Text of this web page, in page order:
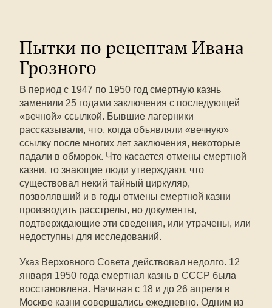
Пытки по рецептам Ивана
Грозного
В период с 1947 по 1950 год смертную казнь
заменили 25 годами заключения с последующей
«вечной» ссылкой. Бывшие лагерники
рассказывали, что, когда объявляли «вечную»
ссылку после многих лет заключения, некоторые
падали в обморок. Что касается отмены смертной
казни, то знающие люди утверждают, что
существовал некий тайный циркуляр,
позволявший и в годы отмены смертной казни
производить расстрелы, но документы,
подтверждающие эти сведения, или утрачены, или
недоступны для исследований.
Указ Верховного Совета действовал недолго. 12
января 1950 года смертная казнь в СССР была
восстановлена. Начиная с 18 и до 26 апреля в
Москве казни совершались ежедневно. Одним из